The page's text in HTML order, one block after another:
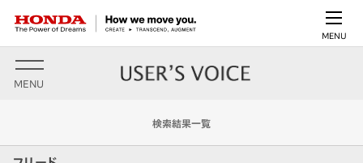
MENU
MENU
検索結果一覧